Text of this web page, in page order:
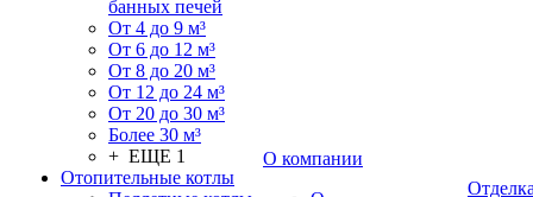
банных печей
От 4 до 9 м³
От 6 до 12 м³
От 8 до 20 м³
От 12 до 24 м³
От 20 до 30 м³
Более 30 м³
+ ЕЩЕ 1
Отопительные котлы
О компании